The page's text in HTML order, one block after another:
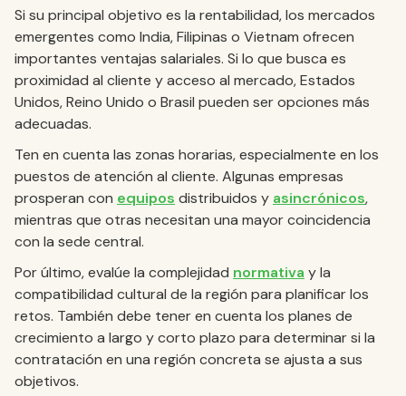
Si su principal objetivo es la rentabilidad, los mercados
emergentes como India, Filipinas o Vietnam ofrecen
importantes ventajas salariales. Si lo que busca es
proximidad al cliente y acceso al mercado, Estados
Unidos, Reino Unido o Brasil pueden ser opciones más
adecuadas.
Ten en cuenta las zonas horarias, especialmente en los
puestos de atención al cliente. Algunas empresas
prosperan con equipos distribuidos y asincrónicos,
mientras que otras necesitan una mayor coincidencia
con la sede central.
Por último, evalúe la complejidad normativa y la
compatibilidad cultural de la región para planificar los
retos. También debe tener en cuenta los planes de
crecimiento a largo y corto plazo para determinar si la
contratación en una región concreta se ajusta a sus
objetivos.